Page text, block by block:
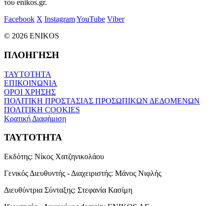
του enikos.gr.
Facebook X InstagramYouTube Viber
© 2026 ENIKOS
ΠΛΟΗΓΗΣΗ
ΤΑΥΤΟΤΗΤΑ
ΕΠΙΚΟΙΝΩΝΙΑ
ΟΡΟΙ ΧΡΗΣΗΣ
ΠΟΛΙΤΙΚΗ ΠΡΟΣΤΑΣΙΑΣ ΠΡΟΣΩΠΙΚΩΝ ΔΕΔΟΜΕΝΩΝ
ΠΟΛΙΤΙΚΗ COOKIES
Κρατική Διαφήμιση
ΤΑΥΤΟΤΗΤΑ
Εκδότης: Νίκος Χατζηνικολάου
Γενικός Διευθυντής - Διαχειριστής: Μάνος Νιφλής
Διευθύντρια Σύνταξης: Στεφανία Κασίμη